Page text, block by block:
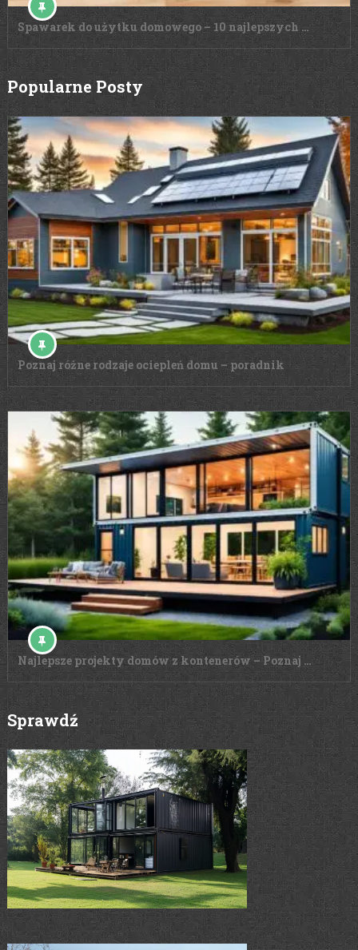
Spawarek do użytku domowego – 10 najlepszych …
Popularne Posty
Poznaj różne rodzaje ociepleń domu – poradnik
Najlepsze projekty domów z kontenerów – Poznaj …
Sprawdź